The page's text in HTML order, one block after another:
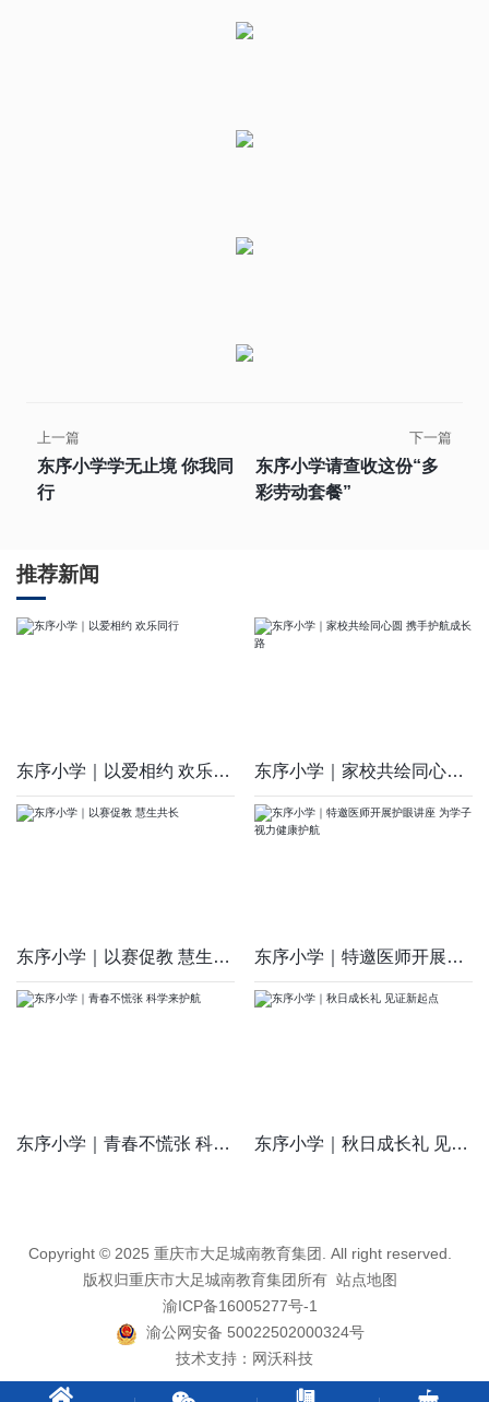
上一篇
东序小学学无止境 你我同
行
下一篇
东序小学请查收这份“多
彩劳动套餐”
推荐新闻
东序小学｜以爱相约 欢乐同行 东序小学｜家校共绘同心圆 携手护航成长路
东序小学｜以赛促教 慧生共长 东序小学｜特邀医师开展护眼讲座 为学子视力健康护航
东序小学｜青春不慌张 科学来护航 东序小学｜秋日成长礼 见证新起点
Copyright © 2025 重庆市大足城南教育集团. All right reserved.
版权归重庆市大足城南教育集团所有 站点地图
渝ICP备16005277号-1
渝公网安备 50022502000324号
技术支持： 网沃科技
 